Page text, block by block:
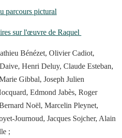
parcours pictural
sur l'œuvre de Raquel
Bénézet, Olivier Cadiot,
Henri Deluy, Claude Esteban,
Gibbal, Joseph Julien
Edmond Jabès, Roger
Noël, Marcelin Pleynet,
Journoud, Jacques Sojcher, Alain
;